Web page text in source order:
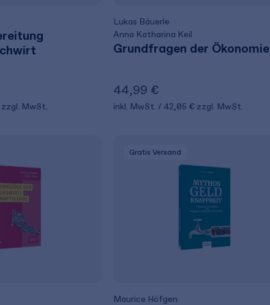
zzgl. MwSt.
Lukas Bäuerle
Anna Katharina Keil
Grundfragen der Ökonomie
44,99 €
inkl. MwSt. 42,05 € zzgl. MwSt.
Gratis Versand
Maurice Höfgen